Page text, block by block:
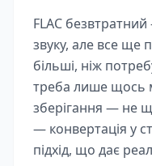
FLAC
звуку, але все ще
більші, ніж
треба лише щось
зберігання — не
— конвертація у
підхід, що дає